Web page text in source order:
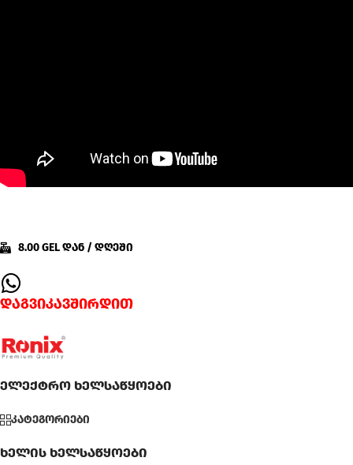
8.00 GEL დან / დღეში
დაგვიკავშირდით
ელექტრო ხელსაწყოები
კატეგორიები
ხელის ხელსაწყოები